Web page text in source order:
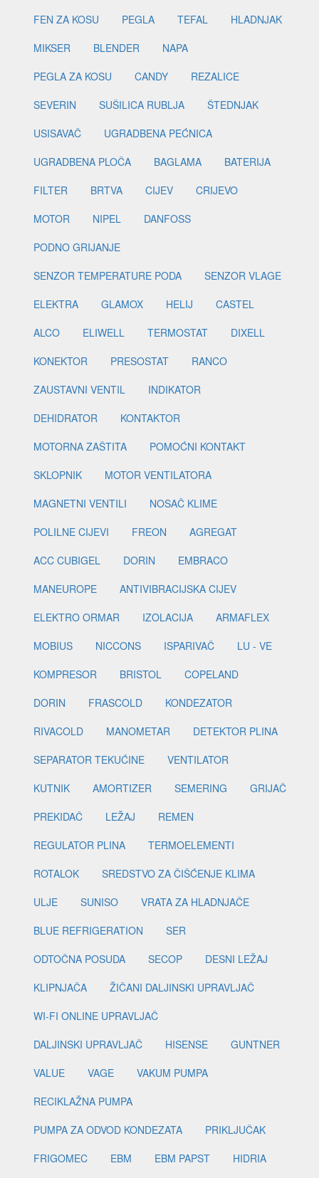
FEN ZA KOSU
PEGLA TEFAL
HLADNJAK
MIKSER
BLENDER
NAPA
PEGLA ZA KOSU
CANDY
REZALICE
SEVERIN
SUŠILICA RUBLJA
ŠTEDNJAK
USISAVAČ
UGRADBENA PEĆNICA
UGRADBENA PLOČA
BAGLAMA
BATERIJA
FILTER
BRTVA CIJEV
CRIJEVO
MOTOR
NIPEL
DANFOSS
PODNO GRIJANJE
SENZOR TEMPERATURE PODA
SENZOR VLAGE
ELEKTRA
GLAMOX HELIJ
CASTEL
ALCO
ELIWELL TERMOSTAT
DIXELL
KONEKTOR
PRESOSTAT
RANCO
ZAUSTAVNI VENTIL
INDIKATOR
DEHIDRATOR
KONTAKTOR
MOTORNA ZAŠTITA
POMOĆNI KONTAKT
SKLOPNIK
MOTOR VENTILATORA
MAGNETNI VENTILI
NOSAČ KLIME
POLILNE CIJEVI
FREON
AGREGAT
ACC CUBIGEL
DORIN
EMBRACO
MANEUROPE
ANTIVIBRACIJSKA CIJEV
ELEKTRO ORMAR
IZOLACIJA
ARMAFLEX
MOBIUS
NICCONS ISPARIVAČ
LU - VE
KOMPRESOR
BRISTOL
COPELAND
DORIN
FRASCOLD
KONDEZATOR
RIVACOLD
MANOMETAR
DETEKTOR PLINA
SEPARATOR TEKUĆINE
VENTILATOR
KUTNIK
AMORTIZER SEMERING
GRIJAČ
PREKIDAČ
LEŽAJ
REMEN
REGULATOR PLINA
TERMOELEMENTI
ROTALOK
SREDSTVO ZA ČIŠĆENJE KLIMA
ULJE
SUNISO
VRATA ZA HLADNJAČE
BLUE REFRIGERATION
SER
ODTOČNA POSUDA
SECOP
DESNI LEŽAJ
KLIPNJAČA
ŽIČANI DALJINSKI UPRAVLJAČ
WI-FI ONLINE UPRAVLJAČ
DALJINSKI UPRAVLJAČ
HISENSE
GUNTNER
VALUE
VAGE
VAKUM PUMPA
RECIKLAŽNA PUMPA
PUMPA ZA ODVOD KONDEZATA
PRIKLJUČAK
FRIGOMEC
EBM EBM PAPST HIDRIA